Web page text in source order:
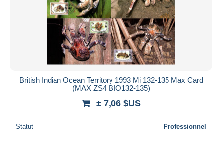
British Indian Ocean Territory 1993 Mi 132-135 Max Card
(MAX ZS4 BIO132-135)
± 7,06 $US
Statut Professionnel